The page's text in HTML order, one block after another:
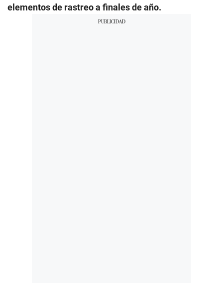
elementos de rastreo a finales de año.